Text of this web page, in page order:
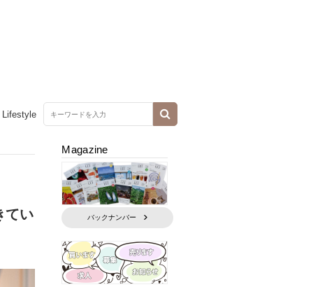
Lifestyle
てい
Magazine
バックナンバー